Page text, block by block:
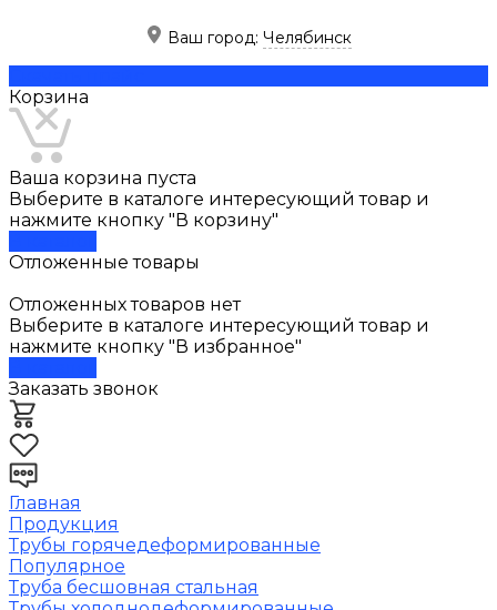
Ваш город: Челябинск
Корзина
Ваша корзина пуста
Выберите в каталоге интересующий товар и
нажмите кнопку "В корзину"
Отложенные товары
Отложенных товаров нет
Выберите в каталоге интересующий товар и
нажмите кнопку "В избранное"
Заказать звонок
Главная
Продукция
Трубы горячедеформированные
Популярное
Труба бесшовная стальная